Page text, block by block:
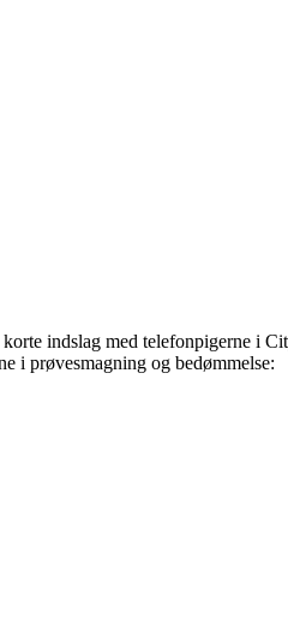
korte indslag med telefonpigerne i
i prøvesmagning og bedømmelse: